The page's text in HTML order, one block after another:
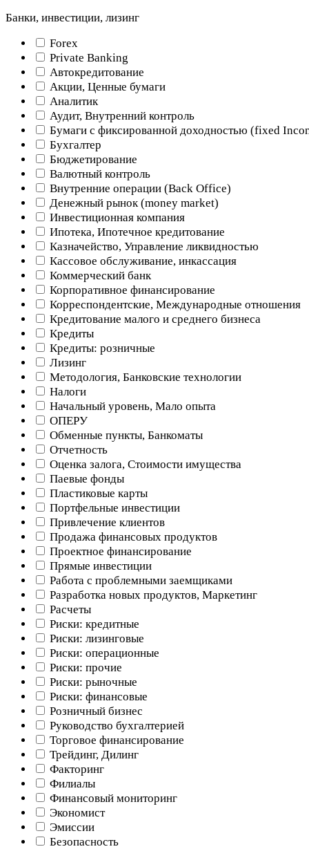
Банки, инвестиции, лизинг
Forex
Private Banking
Автокредитование
Акции, Ценные бумаги
Аналитик
Аудит, Внутренний контроль
Бумаги с фиксированной доходностью (fixed
Бухгалтер
Бюджетирование
Валютный контроль
Внутренние операции (Back Office)
Денежный рынок (money market)
Инвестиционная компания
Ипотека, Ипотечное кредитование
Казначейство, Управление ликвидностью
Кассовое обслуживание, инкассация
Коммерческий банк
Корпоративное финансирование
Корреспондентские, Международные отношения
Кредитование малого и среднего бизнеса
Кредиты
Кредиты: розничные
Лизинг
Методология, Банковские технологии
Налоги
Начальный уровень, Мало опыта
ОПЕРУ
Обменные пункты, Банкоматы
Отчетность
Оценка залога, Стоимости имущества
Паевые фонды
Пластиковые карты
Портфельные инвестиции
Привлечение клиентов
Продажа финансовых продуктов
Проектное финансирование
Прямые инвестиции
Работа с проблемными заемщиками
Разработка новых продуктов, Маркетинг
Расчеты
Риски: кредитные
Риски: лизинговые
Риски: операционные
Риски: прочие
Риски: рыночные
Риски: финансовые
Розничный бизнес
Руководство бухгалтерией
Торговое финансирование
Трейдинг, Дилинг
Факторинг
Филиалы
Финансовый мониторинг
Экономист
Эмиссии
Безопасность